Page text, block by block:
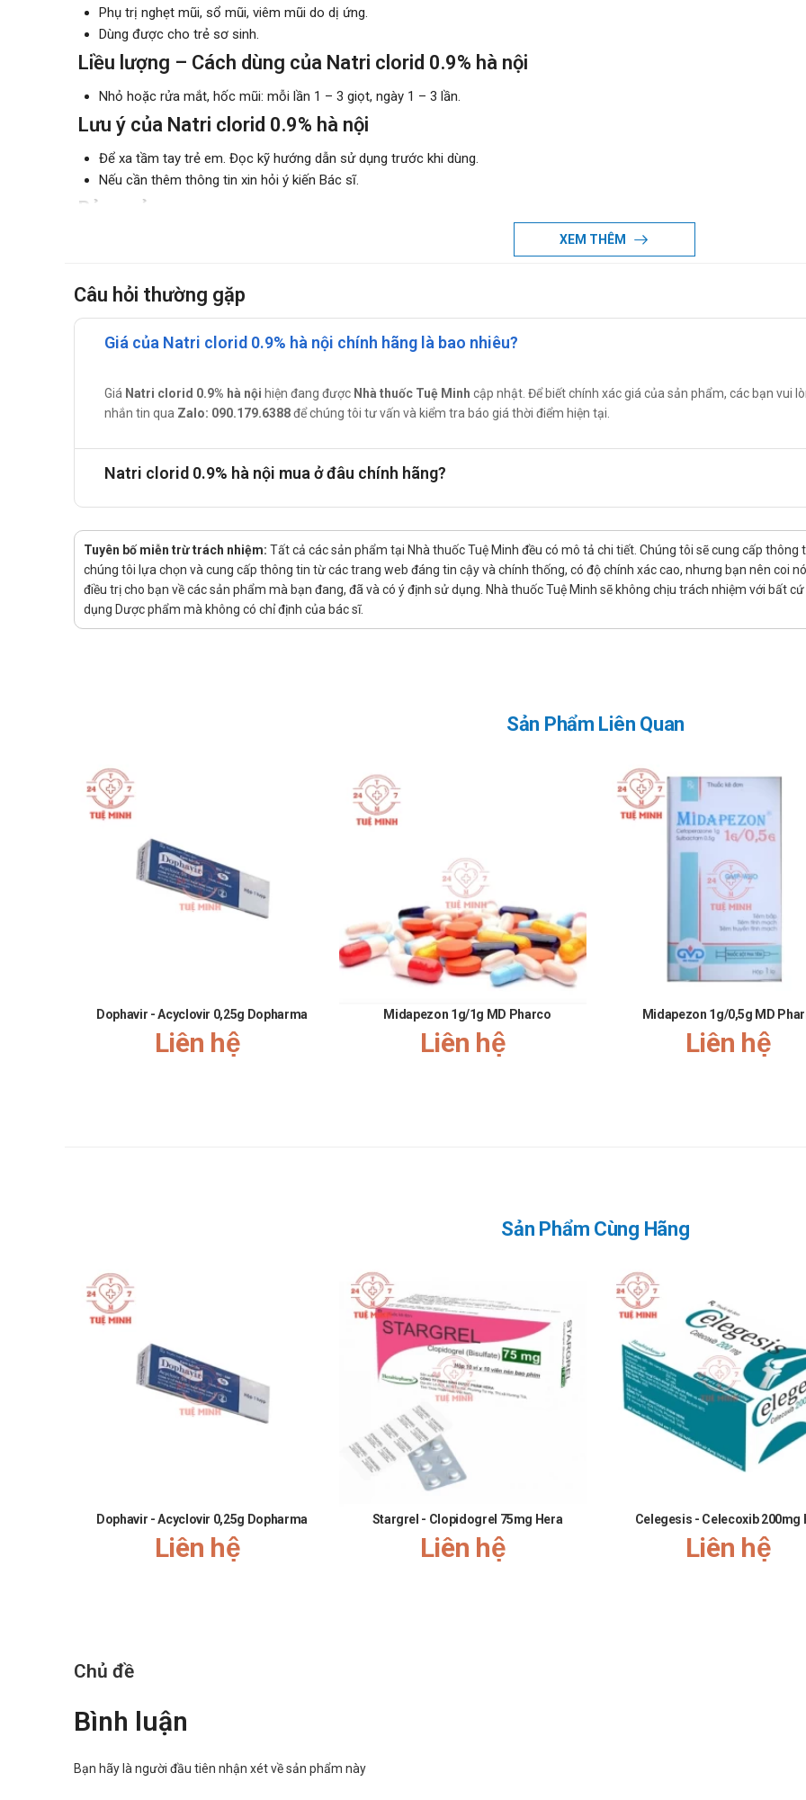
Phụ trị nghẹt mũi, sổ mũi, viêm mũi do dị ứng.
Dùng được cho trẻ sơ sinh.
Liều lượng – Cách dùng của Natri clorid 0.9% hà nội
Nhỏ hoặc rửa mắt, hốc mũi: mỗi lần 1 – 3 giọt, ngày 1 – 3 lần.
Lưu ý của Natri clorid 0.9% hà nội
Để xa tầm tay trẻ em. Đọc kỹ hướng dẫn sử dụng trước khi dùng.
Nếu cần thêm thông tin xin hỏi ý kiến Bác sĩ.
Bảo quản
Giá Natri clorid 0.9% hà nội là bao nhiêu?
Giá của Natri clorid 0.9% hà nội hiện đang được Nhà thuốc Tuệ Minh
tyCall/Zalo: 0889.969.368 để chúng tôi tư vấn và kiểm tra báo giá thời điểm hiện tại.
Mua Natri clorid 0.9% hà nội ở đâu?
Mua hàng chính hãng sản phẩm Natri clorid 0.9% hà nội tại Nhà thuốc Tuệ Minh bằng cách:
Mua hàng trên website:
nhathuoctueminh.net
Call/Zalo: 0889.969.368 để được các dược sĩ tư vấn miễn phí.
XEM THÊM
Câu hỏi thường gặp
Giá của Natri clorid 0.9% hà nội chính hãng là bao nhiêu?
Giá Natri clorid 0.9% hà nội hiện đang được Nhà thuốc Tuệ Minh cập nhật. Để biết chính xác giá của sản phẩm, các bạn vui
nhắn tin qua Zalo: 090.179.6388để chúng tôi tư vấn và kiểm tra báo giá thời điểm hiện tại.
Natri clorid 0.9% hà nội mua ở đâu chính hãng?
Tuyên bố miễn trừ trách nhiệm: Tất cả các sản phẩm tại Nhà thuốc Tuệ Minh đều có mô tả chi tiết. Chúng tôi sẽ cung cấp
chúng tôi lựa chọn và cung cấp thông tin từ các trang web đáng tin cậy và chính thống, có độ chính xác cao, nhưng bạn nên coi
điều trị cho bạn về các sản phẩm mà bạn đang, đã và có ý định sử dụng. Nhà thuốc Tuệ Minh sẽ không chịu trách nhiệm với bất
dụng Dược phẩm mà không có chỉ định của bác sĩ.
Sản Phẩm Liên Quan
Dophavir - Acyclovir 0,25g Dopharma
Liên hệ
Midapezon 1g/1g MD Pharco
Liên hệ
Midapezon 1g/0,5g MD
Liên hệ
Sản Phẩm Cùng Hãng
Dophavir - Acyclovir 0,25g Dopharma
Liên hệ
Stargrel - Clopidogrel 75mg Hera
Liên hệ
Celegesis - Celecoxib 200mg
Liên hệ
Chủ đề
Bình luận
Bạn hãy là người đầu tiên nhận xét về sản phẩm này